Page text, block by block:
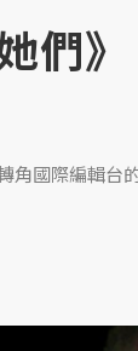
們
國際編輯台